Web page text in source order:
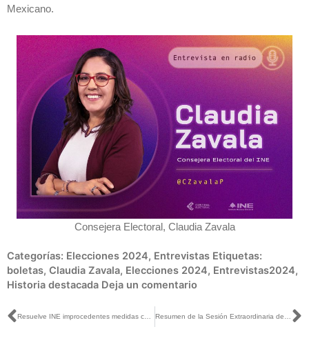
Mexicano.
Consejera Electoral, Claudia Zavala
Categorías: Elecciones 2024, Entrevistas Etiquetas:
boletas, Claudia Zavala, Elecciones 2024, Entrevistas2024,
Historia destacada Deja un comentario
Ant